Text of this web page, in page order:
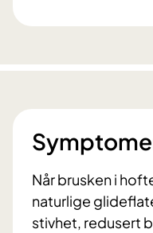
Når brusken i
naturlige
stivhet, redusert